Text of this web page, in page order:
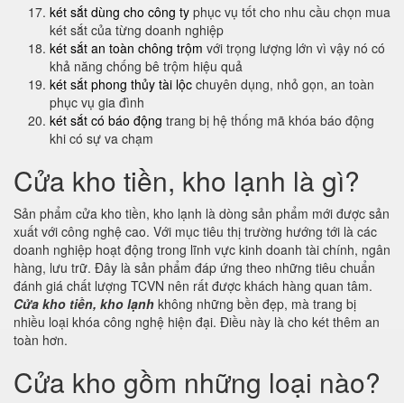
két sắt dùng cho công ty phục vụ tốt cho nhu cầu chọn mua
két sắt của từng doanh nghiệp
két sắt an toàn chông trộm với trọng lượng lớn vì vậy nó có
khả năng chống bê trộm hiệu quả
két sắt phong thủy tài lộc chuyên dụng, nhỏ gọn, an toàn
phục vụ gia đình
két sắt có báo động trang bị hệ thống mã khóa báo động
khi có sự va chạm
Cửa kho tiền, kho lạnh là gì?
Sản phẩm cửa kho tiền, kho lạnh là dòng sản phẩm mới được sản
xuất với công nghệ cao. Với mục tiêu thị trường hướng tới là các
doanh nghiệp hoạt động trong lĩnh vực kinh doanh tài chính, ngân
hàng, lưu trữ. Đây là sản phẩm đáp ứng theo những tiêu chuẩn
đánh giá chất lượng TCVN nên rất được khách hàng quan tâm.
Cửa kho tiền, kho lạnh không những bền đẹp, mà trang bị
nhiều loại khóa công nghệ hiện đại. Điều này là cho két thêm an
toàn hơn.
Cửa kho gồm những loại nào?